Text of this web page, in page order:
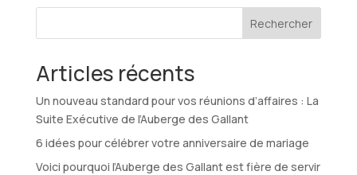
Rechercher
Articles récents
Un nouveau standard pour vos réunions d’affaires : La
Suite Exécutive de l’Auberge des Gallant
6 idées pour célébrer votre anniversaire de mariage
Voici pourquoi l’Auberge des Gallant est fière de servir